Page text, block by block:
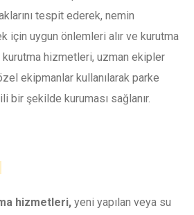
tespit ederek, nemin
için uygun önlemleri alır ve kurutma
kurutma hizmetleri, uzman ekipler
ekipmanlar kullanılarak parke
bir şekilde kuruması sağlanır.
hizmetleri, yeni yapılan veya su